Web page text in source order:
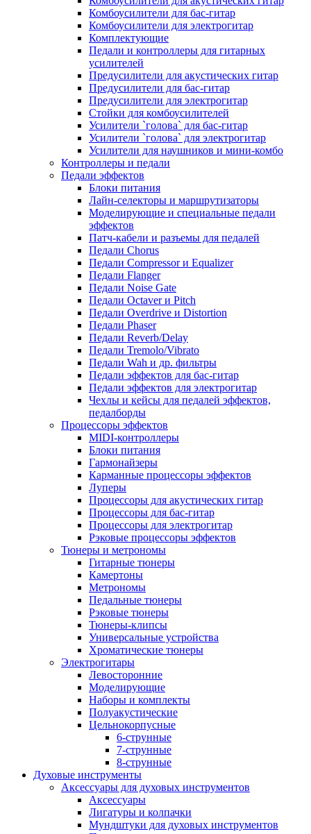
Комбоусилители для бас-гитар
Комбоусилители для электрогитар
Комплектующие
Педали и контроллеры для гитарных
усилителей
Предусилители для акустических гитар
Предусилители для бас-гитар
Предусилители для электрогитар
Стойки для комбоусилителей
Усилители `голова` для бас-гитар
Усилители `голова` для электрогитар
Усилители для наушников и мини-комбо
Контроллеры и педали
Педали эффектов
Блоки питания
Лайн-селекторы и маршрутизаторы
Моделирующие и специальные педали
эффектов
Патч-кабели и разъемы для педалей
Педали Chorus
Педали Compressor и Equalizer
Педали Flanger
Педали Noise Gate
Педали Octaver и Pitch
Педали Overdrive и Distortion
Педали Phaser
Педали Reverb/Delay
Педали Tremolo/Vibrato
Педали Wah и др. фильтры
Педали эффектов для бас-гитар
Педали эффектов для электрогитар
Чехлы и кейсы для педалей эффектов,
педалборды
Процессоры эффектов
MIDI-контроллеры
Блоки питания
Гармонайзеры
Карманные процессоры эффектов
Луперы
Процессоры для акустических гитар
Процессоры для бас-гитар
Процессоры для электрогитар
Рэковые процессоры эффектов
Тюнеры и метрономы
Гитарные тюнеры
Камертоны
Метрономы
Педальные тюнеры
Рэковые тюнеры
Тюнеры-клипсы
Универсальные устройства
Хроматические тюнеры
Электрогитары
Левосторонние
Моделирующие
Наборы и комплекты
Полуакустические
Цельнокорпусные
6-струнные
7-струнные
8-струнные
Духовые инструменты
Аксессуары для духовых инструментов
Аксессуары
Лигатуры и колпачки
Мундштуки для духовых инструментов